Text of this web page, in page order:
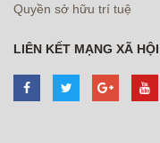
Quyền sở hữu trí tuệ
LIÊN KẾT MẠNG XÃ HỘI